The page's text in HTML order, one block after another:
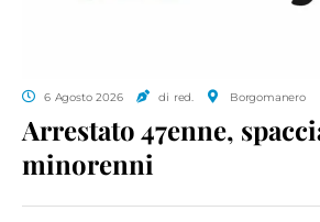
6 Agosto 2026 di red. Borgomanero
Arrestato 47enne,
minorenni